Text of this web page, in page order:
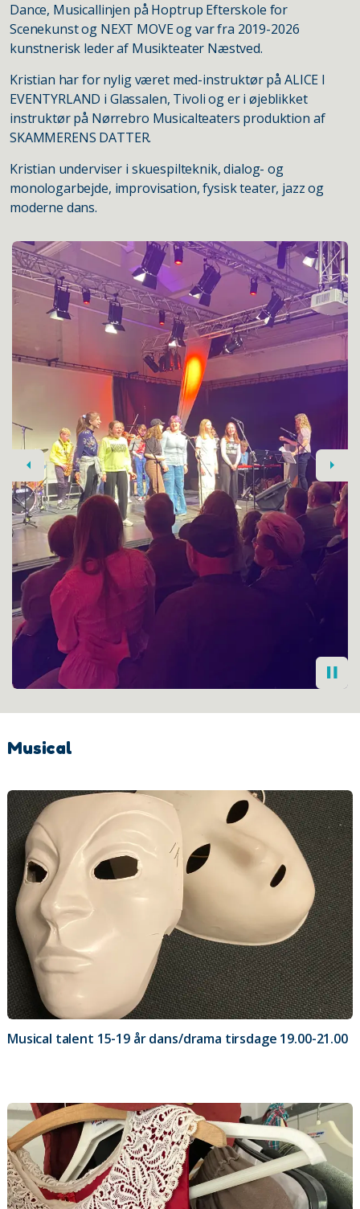
Dance, Musicallinjen på Hoptrup Efterskole for
Scenekunst og NEXT MOVE og var fra 2019-2026
kunstnerisk leder af Musikteater Næstved.
Kristian har for nylig været med-instruktør på ALICE I
EVENTYRLAND i Glassalen, Tivoli og er i øjeblikket
instruktør på Nørrebro Musicalteaters produktion af
SKAMMERENS DATTER.
Kristian underviser i skuespilteknik, dialog- og
monologarbejde, improvisation, fysisk teater, jazz og
moderne dans.
Previous Next
Musical
Musical talent 15-19 år dans/drama tirsdage 19.00-21.00